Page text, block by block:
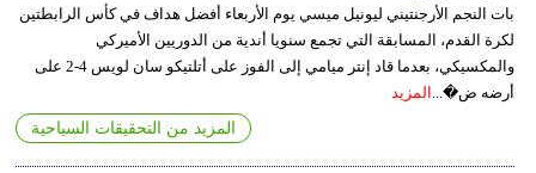
بات النجم الأرجنتيني ليونيل ميسي يوم الأربعاء أفضل هداف في كأس الرابطتين
لكرة القدم، المسابقة التي تجمع سنويا أندية من الدوريين الأميركي
والمكسيكي، بعدما قاد إنتر ميامي إلى الفوز على أتلتيكو سان لويس 4-2 على
أرضه ض�... المزيد
المزيد من التحقيقات السياحية